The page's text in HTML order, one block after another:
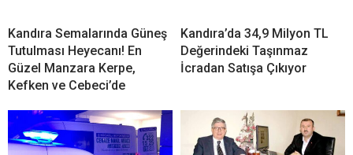
Kandıra Semalarında Güneş
Tutulması Heyecanı! En
Güzel Manzara Kerpe,
Kefken ve Cebeci’de
Kandıra’da 34,9 Milyon TL
Değerindeki Taşınmaz
İcradan Satışa Çıkıyor